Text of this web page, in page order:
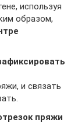
используя
образом,
и связать
пряжи